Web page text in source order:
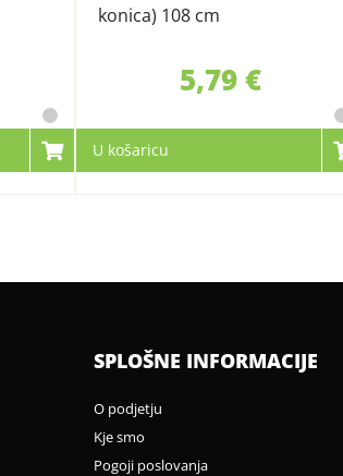
konica) 108 cm
5,79 €
U košaricu
SPLOŠNE INFORMACIJE
O podjetju
Kje smo
Pogoji poslovanja